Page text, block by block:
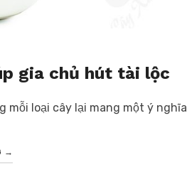
gia chủ hút tài lộc
loại cây lại mang một ý nghĩa
→